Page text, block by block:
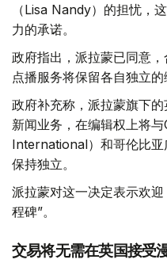
（Lisa Nandy）的担忧，
力的承诺。
政府指出，派拉蒙已同意
点播服务将保留各自独立的
政府补充称，派拉蒙旗下的
新闻业务，在编辑权上将
International）和哥伦比亚
保持独立。
派拉蒙对这一决定表示欢
程碑”。
交易将无需在英国接受